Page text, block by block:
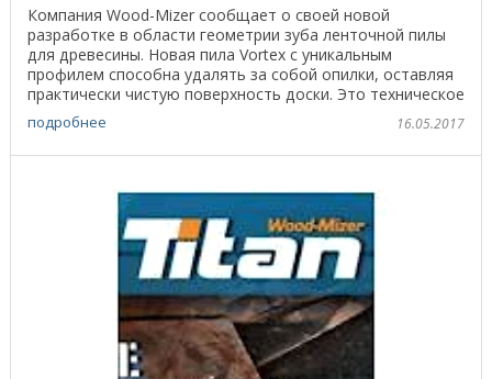
Компания Wood-Mizer сообщает о своей новой
разработке в области геометрии зуба ленточной пилы
для древесины. Новая пила Vortex с уникальным
профилем способна удалять за собой опилки, оставляя
практически чистую поверхность доски. Это техническое
подробнее 16.05.2017